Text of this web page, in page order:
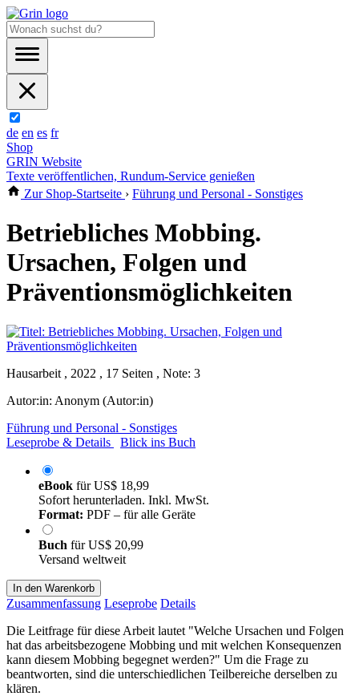
de en es fr
Shop
GRIN Website
Texte veröffentlichen, Rundum-Service genießen
Zur Shop-Startseite › Führung und Personal - Sonstiges
Betriebliches Mobbing.
Ursachen, Folgen und
Präventionsmöglichkeiten
Hausarbeit , 2022 , 17 Seiten , Note: 3
Autor:in: Anonym (Autor:in)
Führung und Personal - Sonstiges
Leseprobe & Details
Blick ins Buch
eBook fürUS$ 18,99
Sofort herunterladen. Inkl. MwSt.
Format: PDF – für alle Geräte
Buch fürUS$ 20,99
Versand weltweit
In den Warenkorb
Zusammenfassung Leseprobe Details
Die Leitfrage für diese Arbeit lautet "Welche Ursachen und Folgen
hat das arbeitsbezogene Mobbing und mit welchen Konsequenzen
kann diesem Mobbing begegnet werden?" Um die Frage zu
beantworten, sind die unterschiedlichen Teilbereiche derselben zu
klären.